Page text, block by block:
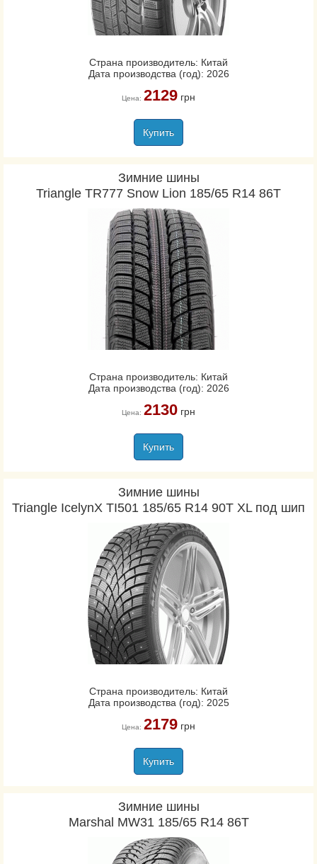
Страна производитель: Китай
Дата производства (год): 2026
Цена: 2129грн
Купить
Зимние шины
Triangle TR777 Snow Lion 185/65 R14 86T
Страна производитель: Китай
Дата производства (год): 2026
Цена: 2130грн
Купить
Зимние шины
Triangle IcelynX TI501 185/65 R14 90T XL под шип
Страна производитель: Китай
Дата производства (год): 2025
Цена: 2179грн
Купить
Зимние шины
Marshal MW31 185/65 R14 86T